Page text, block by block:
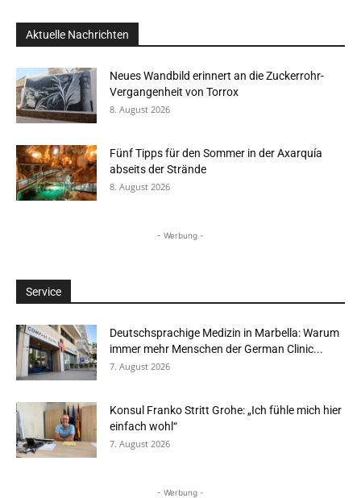
Aktuelle Nachrichten
Neues Wandbild erinnert an die Zuckerrohr-
Vergangenheit von Torrox
8. August 2026
Fünf Tipps für den Sommer in der Axarquía
abseits der Strände
8. August 2026
- Werbung -
Service
Deutschsprachige Medizin in Marbella: Warum
immer mehr Menschen der German Clinic...
7. August 2026
Konsul Franko Stritt Grohe: „Ich fühle mich hier
einfach wohl“
7. August 2026
- Werbung -